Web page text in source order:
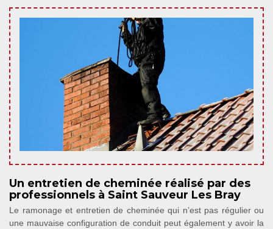
Un entretien de cheminée réalisé par des
professionnels à Saint Sauveur Les Bray
Le ramonage et entretien de cheminée qui n’est pas régulier ou
une mauvaise configuration de conduit peut également y avoir la